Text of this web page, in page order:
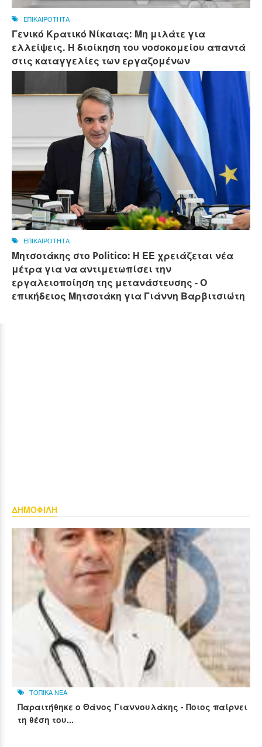
ΕΠΙΚΑΙΡΟΤΗΤΑ
Γενικό Κρατικό Νίκαιας: Μη μιλάτε για
ελλείψεις. Η διοίκηση του νοσοκομείου απαντά
στις καταγγελίες των εργαζομένων
ΕΠΙΚΑΙΡΟΤΗΤΑ
Μητσοτάκης στο Politico: Η ΕΕ χρειάζεται νέα
μέτρα για να αντιμετωπίσει την
εργαλειοποίηση της μετανάστευσης - Ο
επικήδειος Μητσοτάκη για Γιάννη Βαρβιτσιώτη
ΔΗΜΟΦΙΛΗ
ΤΟΠΙΚΑ ΝΕΑ
Παραιτήθηκε ο Θάνος Γιαννουλάκης - Ποιος παίρνει
τη θέση του...